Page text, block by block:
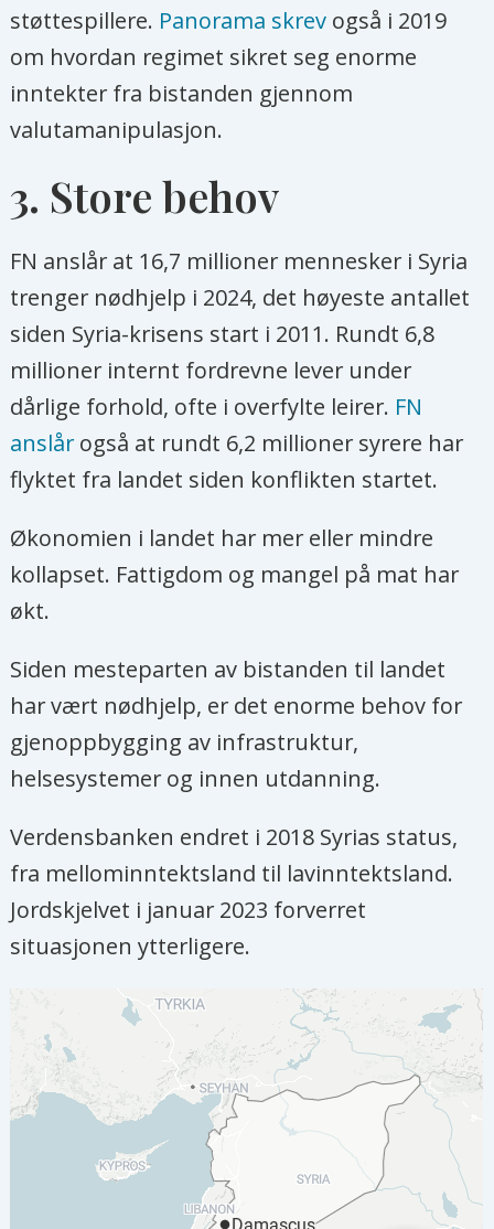
støttespillere. Panorama skrev også i 2019
om hvordan regimet sikret seg enorme
inntekter fra bistanden gjennom
valutamanipulasjon.
3. Store behov
FN anslår at 16,7 millioner mennesker i Syria
trenger nødhjelp i 2024, det høyeste antallet
siden Syria-krisens start i 2011. Rundt 6,8
millioner internt fordrevne lever under
dårlige forhold, ofte i overfylte leirer. FN
anslårogså at rundt 6,2 millioner syrere har
flyktet fra landet siden konflikten startet.
Økonomien i landet har mer eller mindre
kollapset. Fattigdom og mangel på mat har
økt.
Siden mesteparten av bistanden til landet
har vært nødhjelp, er det enorme behov for
gjenoppbygging av infrastruktur,
helsesystemer og innen utdanning.
Verdensbanken endret i 2018 Syrias status,
fra mellominntektsland til lavinntektsland.
Jordskjelvet i januar 2023 forverret
situasjonen ytterligere.